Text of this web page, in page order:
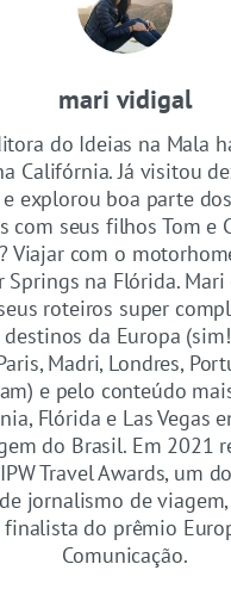
mari vidigal
do Ideias na Mala
Califórnia. Já visitou
explorou boa parte
com seus filhos Tom e
Viajar com o
Springs na Flórida. Mari
roteiros super
da Europa
Madri, Londres,
e pelo conteúdo
Flórida e Las Vegas
do Brasil. Em 2021
Travel Awards, um
jornalismo de
do prêmio
Comunicação.